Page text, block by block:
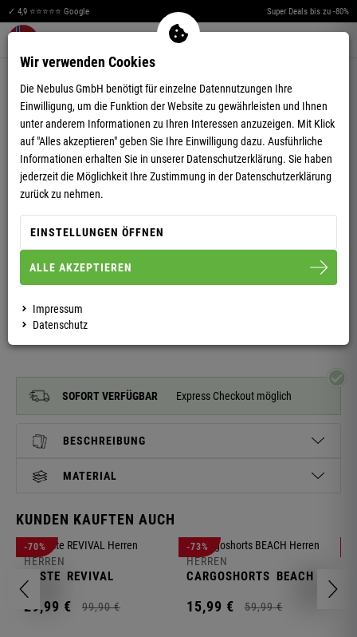
✓ 4,9 ⭐⭐⭐⭐⭐ Google Super Deals bis zu -80%
Warenkorb aufklappen
WINTERJACKE TAMMES HERREN
SOFORT VERFÜGBAR Express Checkout möglich
BESCHREIBUNG
MATERIAL
KUNDEN KAUFTEN AUCH
-70%
HERREN
WESTE REVIVAL
29,99 € 99,90 €
-73%
HERREN
CARGOSHORTS BEACH
15,99 € 59,99 €
Wir verwenden Cookies
Die Nebulus GmbH benötigt für einzelne Datennutzungen Ihre
Einwilligung, um die Funktion der Website zu gewährleisten und Ihnen
unter anderem Informationen zu Ihren Interessen anzuzeigen. Mit Klick
auf "Alles akzeptieren" geben Sie Ihre Einwilligung dazu. Ausführliche
Informationen erhalten Sie in unserer Datenschutzerklärung. Sie haben
jederzeit die Möglichkeit Ihre Zustimmung in der Datenschutzerklärung
zurück zu nehmen.
EINSTELLUNGEN ÖFFNEN
ALLE AKZEPTIEREN
Impressum
Datenschutz